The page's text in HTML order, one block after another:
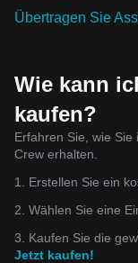
Übertragen Sie
Wie kann
kaufen?
Erfahren Sie, wie
Crew erhalten.
1. Erstellen Sie ein
2. Wählen Sie eine
3. Kaufen Sie die
Jetzt kaufen!